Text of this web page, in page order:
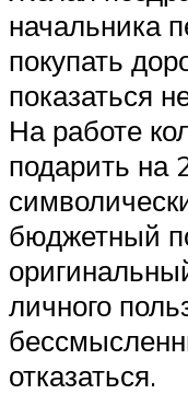
начальника
покупать
показаться
На работе
подарить на
бюджетный
личного
отказаться.